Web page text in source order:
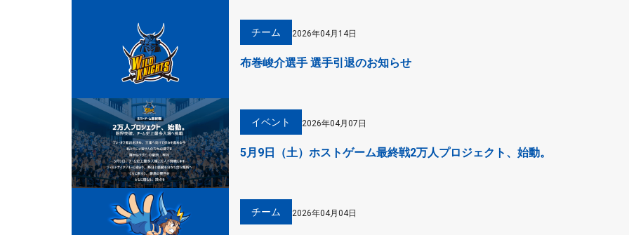
チーム 2026年04月14日
布巻峻介選手 選手引退のお知らせ
イベント 2026年04月07日
5月9日（土）ホストゲーム最終戦2万人プロジェクト、始動。
チーム 2026年04月04日